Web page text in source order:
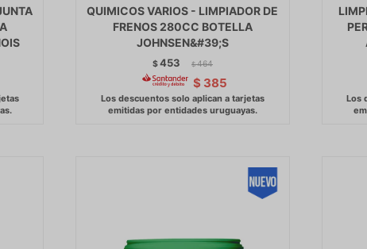
QUIMICOS VARIOS - LIMPIADOR DE
FRENOS 280CC BOTELLA
JOHNSEN&#39;S
$453 $ 464
$ 385